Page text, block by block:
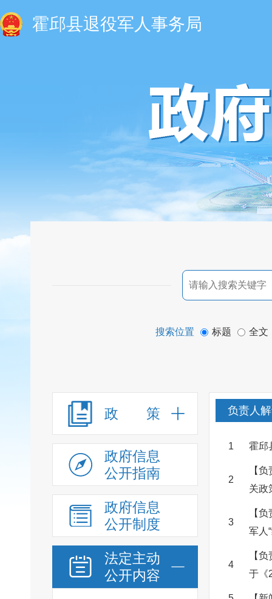
霍邱县退役军人事务局
搜索位置 标题 全文
政 策
政府信息
公开指南
政府信息
公开制度
法定主动
公开内容
负责人
1 霍邱
2
【
关政
3
【
军人
4
【
于《